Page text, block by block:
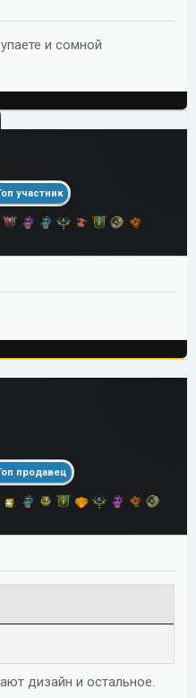
и сомной
участник
продавец
дизайн и остальное.